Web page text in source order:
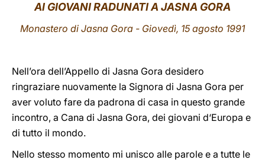
AI GIOVANI RADUNATI A JASNA GORA
Monastero di Jasna Gora - Giovedì, 15 agosto 1991
Nell’ora dell’Appello di Jasna Gora desidero
ringraziare nuovamente la Signora di Jasna Gora per
aver voluto fare da padrona di casa in questo grande
incontro, a Cana di Jasna Gora, dei giovani d‘Europa e
di tutto il mondo.
Nello stesso momento mi unisco alle parole e a tutte le